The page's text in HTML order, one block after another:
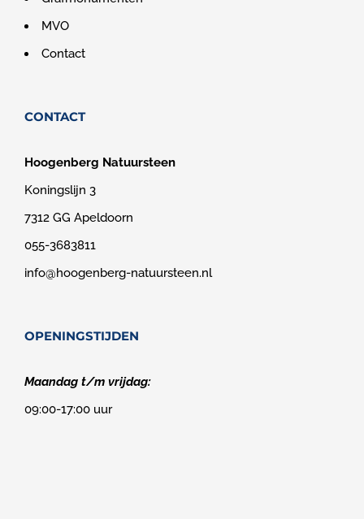
MVO
Contact
CONTACT
Hoogenberg Natuursteen
Koningslijn 3
7312 GG Apeldoorn
055-3683811
info@hoogenberg-natuursteen.nl
OPENINGSTIJDEN
Maandag t/m vrijdag:
09:00-17:00 uur